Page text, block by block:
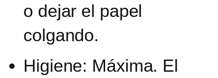
o dejar el papel
colgando.
Higiene: Máxima. El